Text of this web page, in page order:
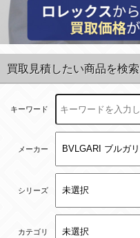
買取見積したい商品を検索
キーワード
メーカー
シリーズ
カテゴリ